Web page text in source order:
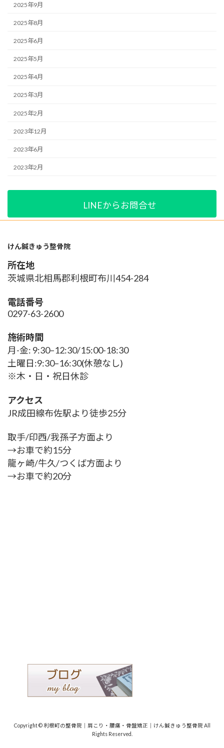
2025年9月
2025年8月
2025年6月
2025年5月
2025年4月
2025年3月
2025年2月
2023年12月
2023年6月
2023年2月
LINEからお問合せ
けん鍼きゅう整骨院
所在地
茨城県北相馬郡利根町布川454-284
電話番号
0297-63-2600
施術時間
月-金: 9:30–12:30/15:00-18:30
土曜日:9:30–16:30(休憩なし)
※木・日・祝日休診
アクセス
JR成田線布佐駅より徒歩25分
取手/印西/我孫子方面より
→お車で約15分
龍ヶ崎/牛久/つくば方面より
→お車で約20分
Copyright © 利根町の整骨院｜肩こり・腰痛・骨盤矯正｜けん鍼きゅう整骨院 All
Rights Reserved.